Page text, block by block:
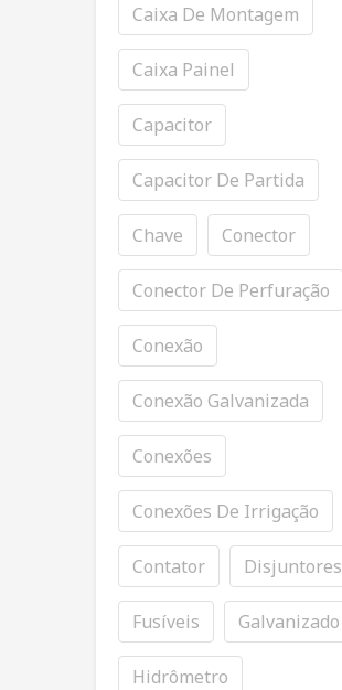
Caixa De Montagem
Caixa Painel
Capacitor
Capacitor De Partida
Chave Conector
Conector De Perfuração
Conexão
Conexão Galvanizada
Conexões
Conexões De Irrigação
Contator Disjuntores
Fusíveis Galvanizado
Hidrômetro